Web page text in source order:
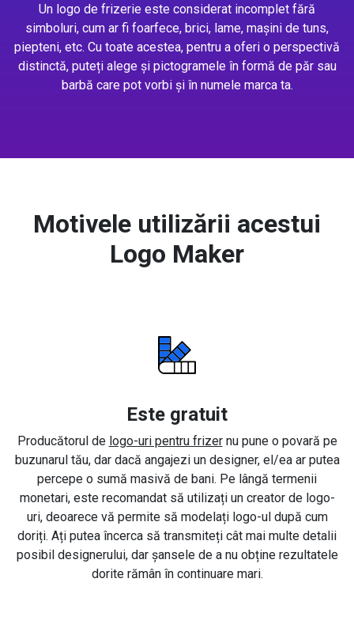
Un logo de frizerie este considerat incomplet fără
simboluri, cum ar fi foarfece, brici, lame, mașini de tuns,
piepteni, etc. Cu toate acestea, pentru a oferi o perspectivă
distinctă, puteți alege și pictogramele în formă de păr sau
barbă care pot vorbi și în numele marca ta.
Motivele utilizării acestui
Logo Maker
Este gratuit
Producătorul de logo-uri pentru frizernu pune o povară pe
buzunarul tău, dar dacă angajezi un designer, el/ea ar putea
percepe o sumă masivă de bani. Pe lângă termenii
monetari, este recomandat să utilizați un creator de logo-
uri, deoarece vă permite să modelați logo-ul după cum
doriți. Ați putea încerca să transmiteți cât mai multe detalii
posibil designerului, dar șansele de a nu obține rezultatele
dorite rămân în continuare mari.